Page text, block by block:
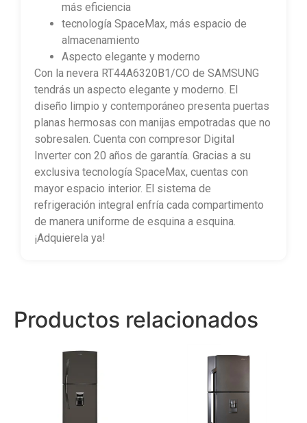
más eficiencia
tecnología SpaceMax, más espacio de
almacenamiento
Aspecto elegante y moderno
Con la nevera RT44A6320B1/CO de SAMSUNG
tendrás un aspecto elegante y moderno. El
diseño limpio y contemporáneo presenta puertas
planas hermosas con manijas empotradas que no
sobresalen. Cuenta con compresor Digital
Inverter con 20 años de garantía. Gracias a su
exclusiva tecnología SpaceMax, cuentas con
mayor espacio interior. El sistema de
refrigeración integral enfría cada compartimento
de manera uniforme de esquina a esquina.
¡Adquierela ya!
Productos relacionados